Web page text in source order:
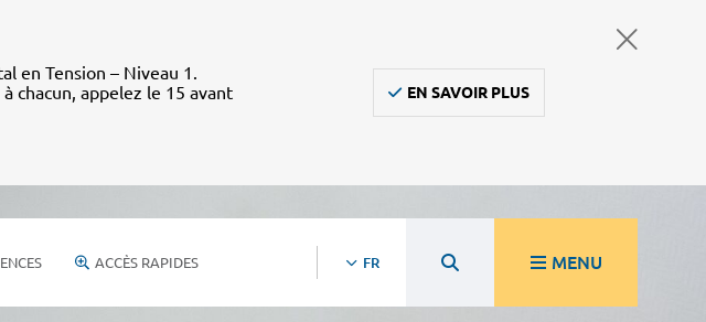
en Tension – Niveau 1.
chacun, appelez le 15 avant
EN SAVOIR PLUS
ACCÈS RAPIDES FR MENU